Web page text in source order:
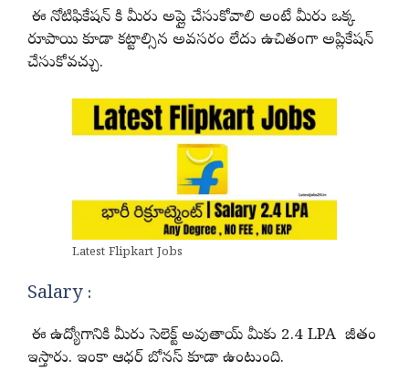
ఈ నోటిఫికేషన్ కి మీరు అప్లై చేసుకోవాలి అంటే మీరు ఒక్క
రూపాయి కూడా కట్టాల్సిన అవసరం లేదు ఉచితంగా అప్లికేషన్
చేసుకోవచ్చు.
Latest Flipkart Jobs
Salary :
ఈ ఉద్యోగానికి మీరు సెలెక్ట్ అవుతాయ్ మీకు 2.4 LPA జీతం
ఇస్తారు. ఇంకా ఆధర్ బోనస్ కూడా ఉంటుంది.